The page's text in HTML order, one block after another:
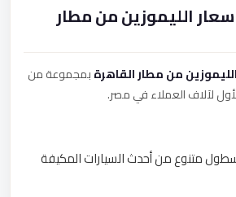
الليموزين من مطار
من مطار القاهرةبمجموعة من
الأول لآلاف العملاء في مصر.
متنوع من أحدث السيارات المكيفة